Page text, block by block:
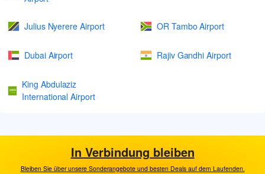
Julius Nyerere Airport OR Tambo Airport
Dubai Airport Rajiv Gandhi Airport
King Abdulaziz
International Airport
In Verbindung bleiben
Bleiben Sie über unsere Sonderangebote und besten Deals auf dem Laufenden.